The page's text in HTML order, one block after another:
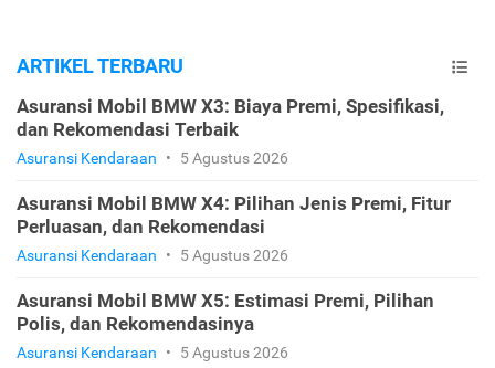
ARTIKEL TERBARU
Asuransi Mobil BMW X3: Biaya Premi, Spesifikasi,
dan Rekomendasi Terbaik
Asuransi Kendaraan • 5 Agustus 2026
Asuransi Mobil BMW X4: Pilihan Jenis Premi, Fitur
Perluasan, dan Rekomendasi
Asuransi Kendaraan • 5 Agustus 2026
Asuransi Mobil BMW X5: Estimasi Premi, Pilihan
Polis, dan Rekomendasinya
Asuransi Kendaraan • 5 Agustus 2026